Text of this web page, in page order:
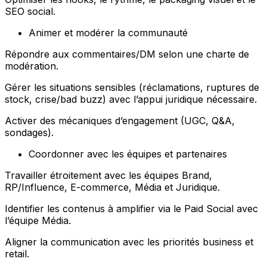
SEO social.
Animer et modérer la communauté
Répondre aux commentaires/DM selon une charte de
modération.
Gérer les situations sensibles (réclamations, ruptures de
stock, crise/bad buzz) avec l’appui juridique nécessaire.
Activer des mécaniques d’engagement (UGC, Q&A,
sondages).
Coordonner avec les équipes et partenaires
Travailler étroitement avec les équipes Brand,
RP/Influence, E-commerce, Média et Juridique.
Identifier les contenus à amplifier via le Paid Social avec
l’équipe Média.
Aligner la communication avec les priorités business et
retail.